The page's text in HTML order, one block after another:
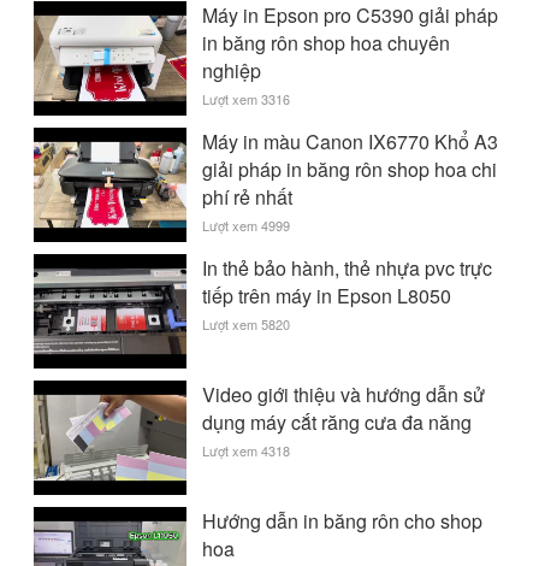
Máy in Epson pro C5390 giải pháp
in băng rôn shop hoa chuyên
nghiệp
Lượt xem 3316
Máy in màu Canon IX6770 Khổ A3
giải pháp in băng rôn shop hoa chi
phí rẻ nhất
Lượt xem 4999
In thẻ bảo hành, thẻ nhựa pvc trực
tiếp trên máy in Epson L8050
Lượt xem 5820
Video giới thiệu và hướng dẫn sử
dụng máy cắt răng cưa đa năng
Lượt xem 4318
Hướng dẫn in băng rôn cho shop
hoa